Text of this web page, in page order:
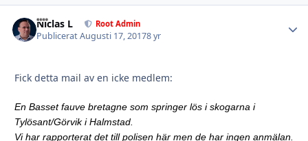
Niclas L Root Admin
PubliceratAugusti 17, 20178 yr
Fick detta mail av en icke medlem:
En Basset fauve bretagne som springer lös i skogarna i
Tylösant/Görvik i Halmstad.
Vi har rapporterat det till polisen här men de har ingen anmälan.